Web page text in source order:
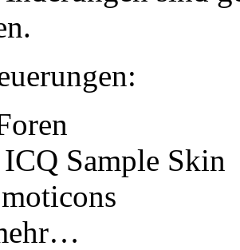
Sample Skin